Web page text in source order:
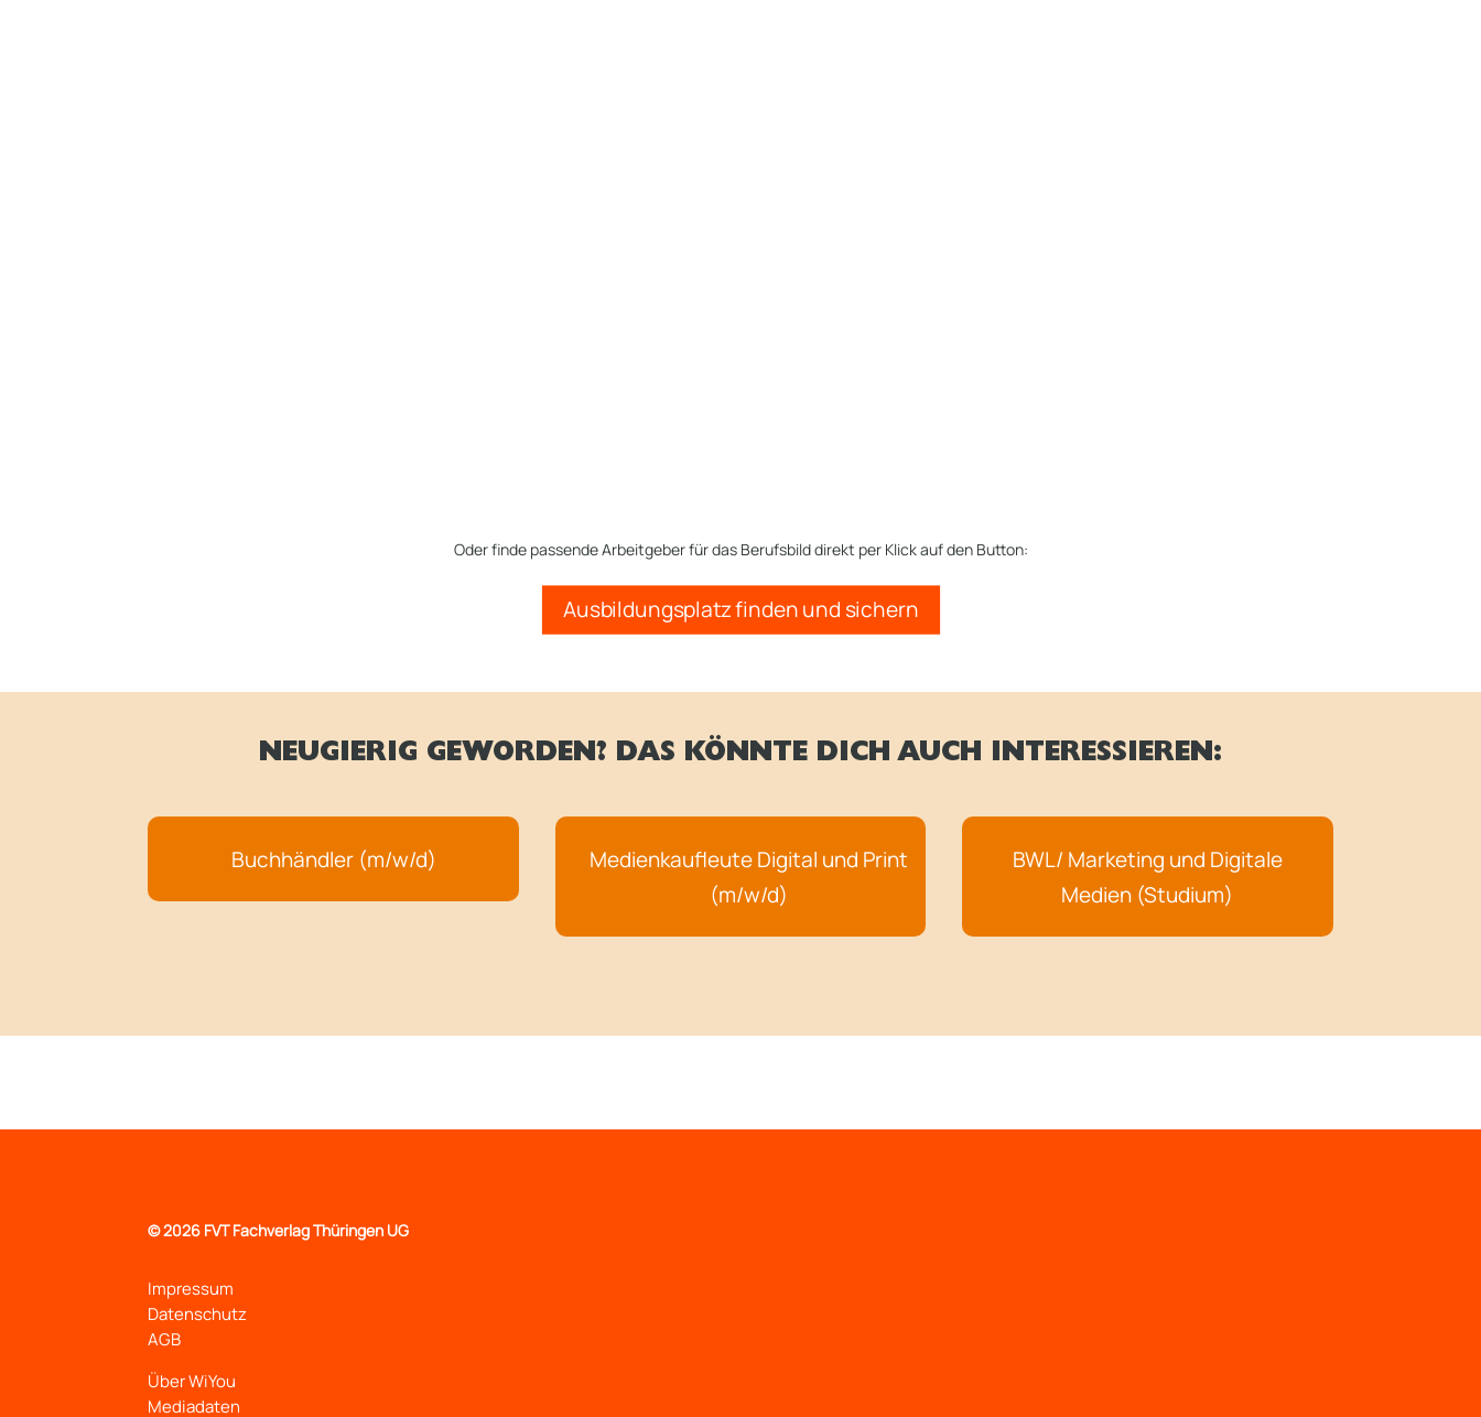
Oder finde passende Arbeitgeber für das Berufsbild direkt per Klick auf den Button:
Ausbildungsplatz finden und sichern
NEUGIERIG GEWORDEN? DAS KÖNNTE DICH AUCH INTERESSIEREN:
Buchhändler (m/w/d)
Medienkaufleute Digital und Print
(m/w/d)
BWL/ Marketing und Digitale
Medien (Studium)
©2026 FVT Fachverlag Thüringen UG
Impressum
Datenschutz
AGB
Über WiYou
Mediadaten